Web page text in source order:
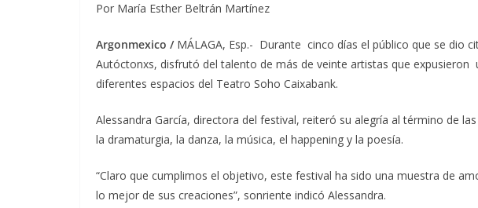
Por María Esther Beltrán Martínez
Argonmexico / MÁLAGA, Esp.- Durante cinco días el público que se dio
Autóctonxs, disfrutó del talento de más de veinte artistas que expusieron
diferentes espacios del Teatro Soho Caixabank.
Alessandra García, directora del festival, reiteró su alegría al término de
la dramaturgia, la danza, la música, el happening y la poesía.
“Claro que cumplimos el objetivo, este festival ha sido una muestra de
lo mejor de sus creaciones”, sonriente indicó Alessandra.